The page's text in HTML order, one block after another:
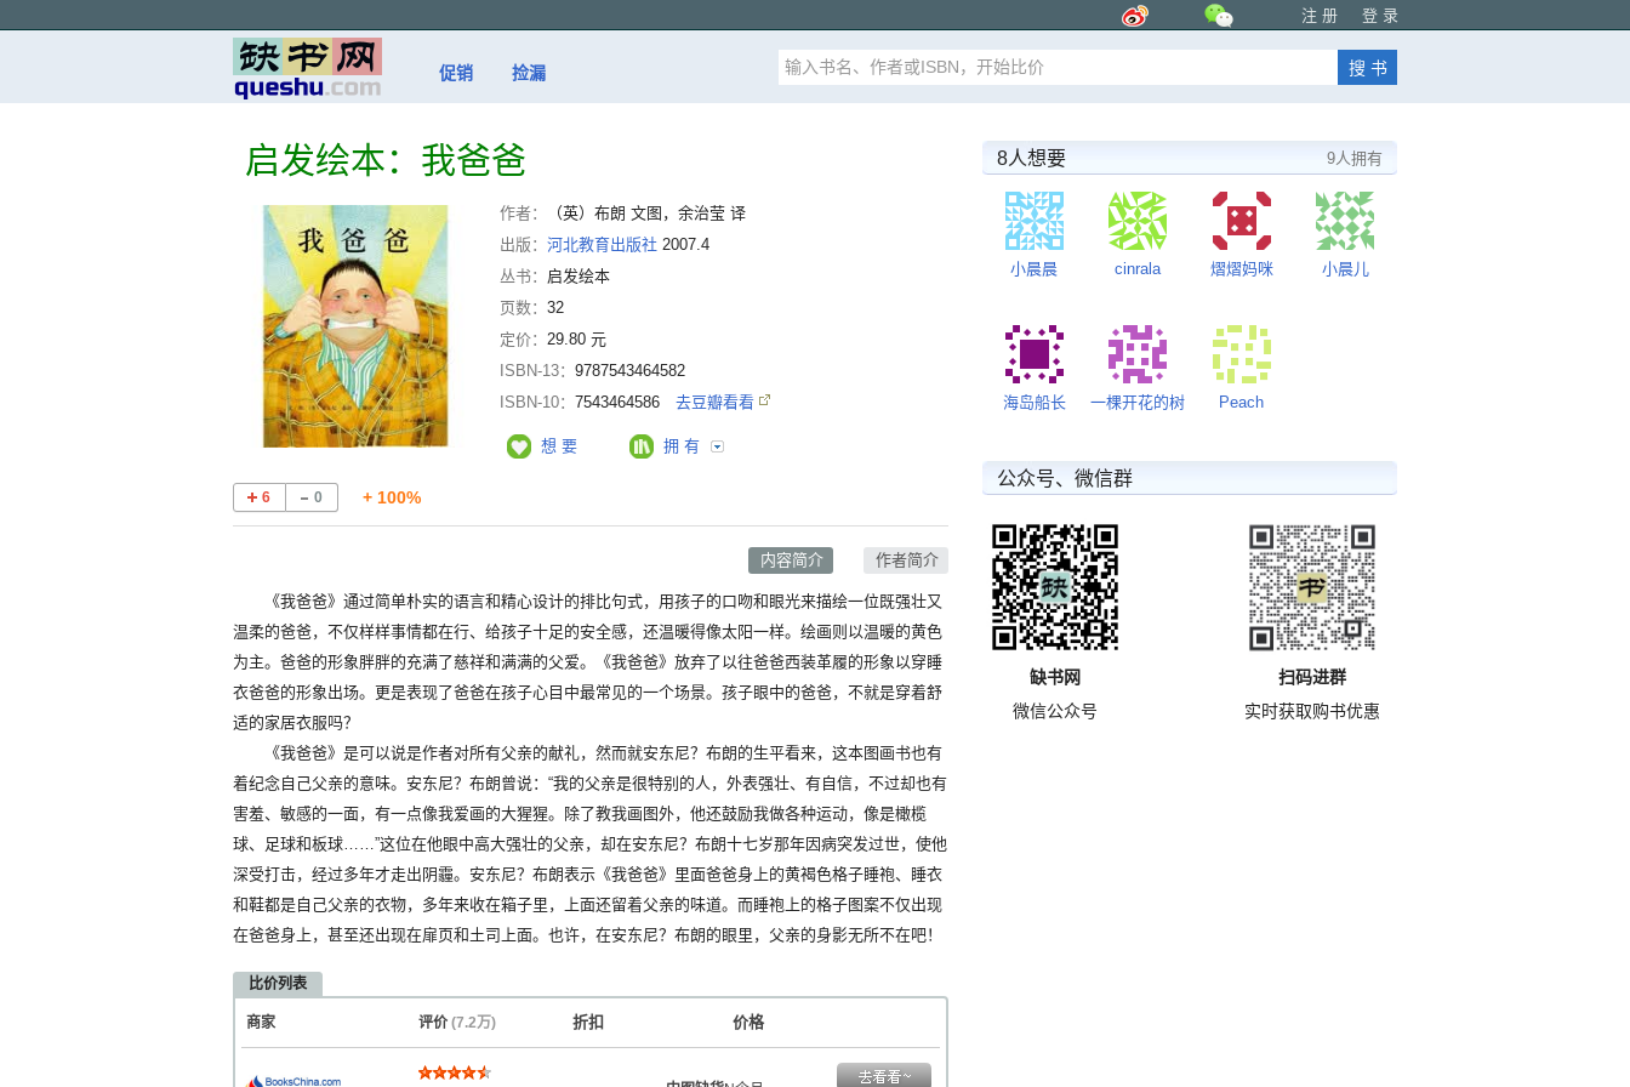
注 册 登 录
促销 捡漏
启发绘本：我爸爸
作者：
（英）布朗 文图，余治莹 译
出版： 河北教育出版社 2007.4
丛书： 启发绘本
页数： 32
定价： 29.80 元
ISBN-13： 9787543464582
ISBN-10： 7543464586 去豆瓣看看
想 要 拥 有
6 0 + 100%
作者简介
内容简介
《我爸爸》通过简单朴实的语言和精心设计的排比句式，用孩子的口吻和眼光来描绘一位既强壮又
温柔的爸爸，不仅样样事情都在行、给孩子十足的安全感，还温暖得像太阳一样。绘画则以温暖的黄色
为主。爸爸的形象胖胖的充满了慈祥和满满的父爱。《我爸爸》放弃了以往爸爸西装革履的形象以穿睡
衣爸爸的形象出场。更是表现了爸爸在孩子心目中最常见的一个场景。孩子眼中的爸爸，不就是穿着舒
适的家居衣服吗？
《我爸爸》是可以说是作者对所有父亲的献礼，然而就安东尼？布朗的生平看来，这本图画书也有
着纪念自己父亲的意味。安东尼？布朗曾说：“我的父亲是很特别的人，外表强壮、有自信，不过却也有
害羞、敏感的一面，有一点像我爱画的大猩猩。除了教我画图外，他还鼓励我做各种运动，像是橄榄
球、足球和板球……”这位在他眼中高大强壮的父亲，却在安东尼？布朗十七岁那年因病突发过世，使他
深受打击，经过多年才走出阴霾。安东尼？布朗表示《我爸爸》里面爸爸身上的黄褐色格子睡袍、睡衣
和鞋都是自己父亲的衣物，多年来收在箱子里，上面还留着父亲的味道。而睡袍上的格子图案不仅出现
在爸爸身上，甚至还出现在扉页和土司上面。也许，在安东尼？布朗的眼里，父亲的身影无所不在吧！
比价列表
商家 评价 (7.2万) 折扣 价格
8人想要 9人拥有
小晨晨 cinrala 熠熠妈咪 小晨儿
海岛船长 一棵开花的树 Peach
公众号、微信群
缺书网
微信公众号
扫码进群
实时获取购书优惠